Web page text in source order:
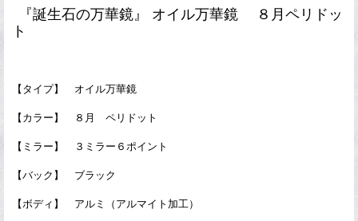
『誕生石の万華鏡』 オイル万華鏡 ８月ペリドッ
ト
【タイプ】 オイル万華鏡
【カラー】 ８月 ペリドット
【ミラー】 ３ミラー６ポイント
【バック】 ブラック
【ボディ】 アルミ（アルマイト加工）